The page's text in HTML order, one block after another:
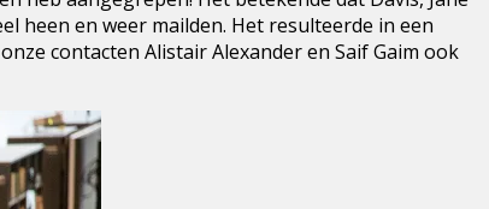
heen en weer mailden. Het resulteerde in een
contacten Alistair Alexander en Saif Gaim ook